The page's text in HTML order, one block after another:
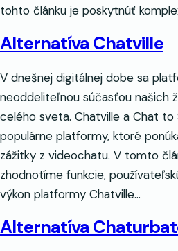
tohto článku je poskytnúť
Alternatíva Chatville
V dnešnej digitálnej dobe sa
neoddeliteľnou súčasťou našich
celého sveta. Chatville a Chat
populárne platformy, ktoré
zážitky z videochatu. V tomto
zhodnotíme funkcie,
výkon platformy Chatville…
Alternatíva